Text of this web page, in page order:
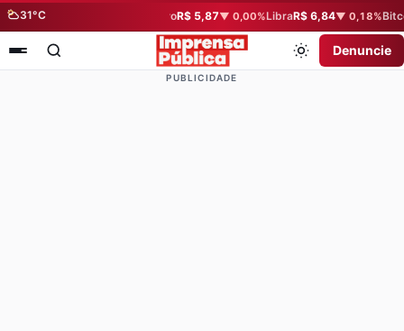
31°C
Dólar EuroR$ 5,87▼ 0,00%LibraR$ 6,84▼ 0,18%
Denuncie
PUBLICIDADE